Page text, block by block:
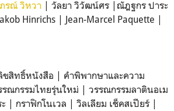
รณ์ วิหวา
| วัลยา วิวัฒน์ศร |ณัฎฐกร ปาระ
Hinrichs | Jean-Marcel Paquette |
สิทธิ์หนังสือ | คำพิพากษาและความ
ณกรรมไทยรุ่นใหม่ | วรรณกรรมลาตินอเม
| กราฟิกโนเวล | วิลเลียม เช็คสเปียร์ |